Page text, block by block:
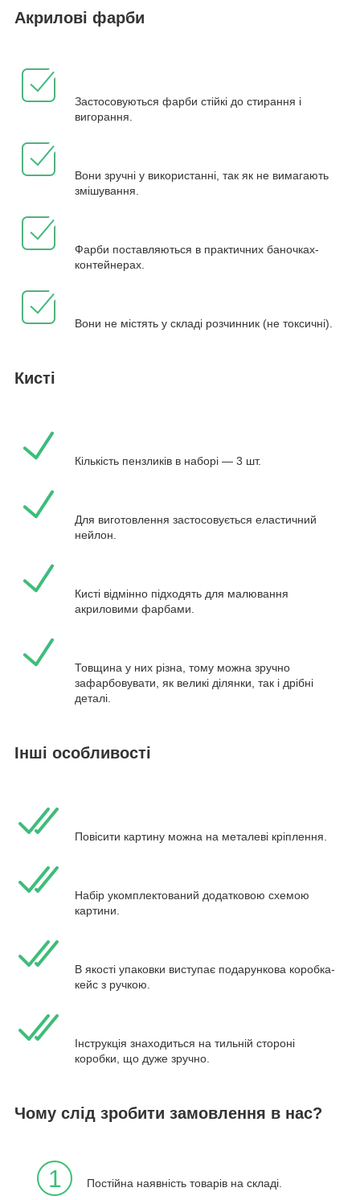
Акрилові фарби
Застосовуються фарби стійкі до стирання і
вигорання.
Вони зручні у використанні, так як не вимагають
змішування.
Фарби поставляються в практичних баночках-
контейнерах.
Вони не містять у складі розчинник (не токсичні).
Кисті
Кількість пензликів в наборі — 3 шт.
Для виготовлення застосовується еластичний
нейлон.
Кисті відмінно підходять для малювання
акриловими фарбами.
Товщина у них різна, тому можна зручно
зафарбовувати, як великі ділянки, так і дрібні
деталі.
Інші особливості
Повісити картину можна на металеві кріплення.
Набір укомплектований додатковою схемою
картини.
В якості упаковки виступає подарункова коробка-
кейс з ручкою.
Інструкція знаходиться на тильній стороні
коробки, що дуже зручно.
Чому слід зробити замовлення в нас?
1 Постійна наявність товарів на складі.